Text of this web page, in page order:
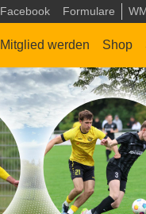
Facebook Formulare
Mitglied werden Shop